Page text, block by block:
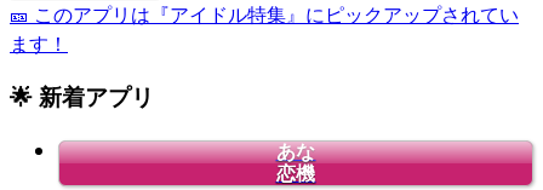
🎫 このアプリは『アイドル特集』にピックアップされてい
ます！
🌟 新着アプリ
あな
恋機